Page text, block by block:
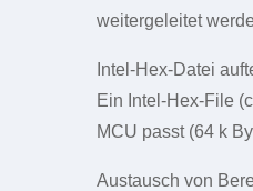
weitergeleitet
Intel-Hex-Datei
Ein Intel-Hex-File
MCU passt (64 k
Austausch von